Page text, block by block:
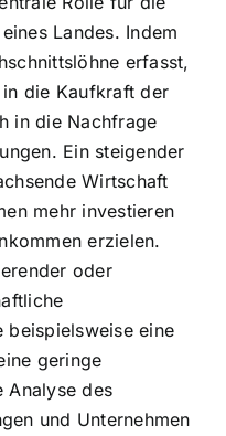
Landes. Indem
erfasst,
die Kaufkraft der
in die Nachfrage
Ein steigender
Wirtschaft
mehr investieren
erzielen.
oder
beispielsweise eine
geringe
Analyse des
und Unternehmen